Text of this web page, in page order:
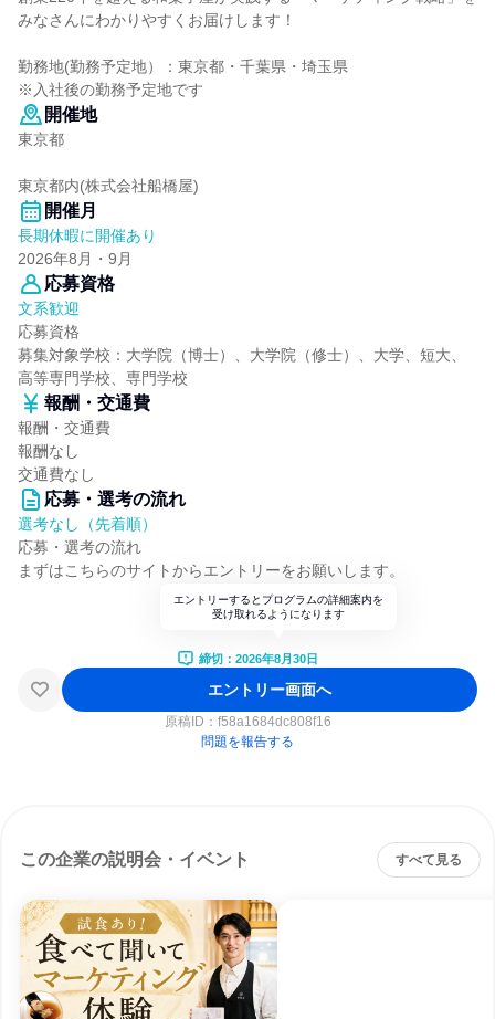
みなさんにわかりやすくお届けします！
勤務地(勤務予定地）：東京都・千葉県・埼玉県
※入社後の勤務予定地です
開催地
東京都
東京都内(株式会社船橋屋)
開催月
長期休暇に開催あり
2026年8月・9月
応募資格
文系歓迎
応募資格
募集対象学校：大学院（博士）、大学院（修士）、大学、短大、
高等専門学校、専門学校
報酬・交通費
報酬・交通費
報酬なし
交通費なし
応募・選考の流れ
選考なし（先着順）
応募・選考の流れ
まずはこちらのサイトからエントリーをお願いします。
エントリーするとプログラムの詳細案内を
受け取れるようになります
締切：2026年8月30日
エントリー画面へ
原稿ID： f58a1684dc808f16
問題を報告する
この企業の説明会・イベント すべて見る